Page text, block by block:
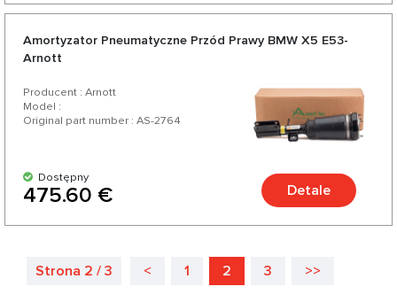
Amortyzator Pneumatyczne Przód Prawy BMW X5 Е53-
Arnott
Producent : Arnott
Model :
Original part number : AS-2764
Dostępny
475.60 € Detale
Strona 2 / 3 < 1 2 3 >>